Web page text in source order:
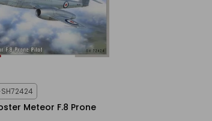
Meteor F.8 Prone